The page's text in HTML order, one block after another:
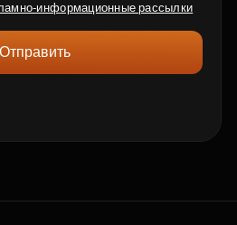
информационные рассылки
Отправить